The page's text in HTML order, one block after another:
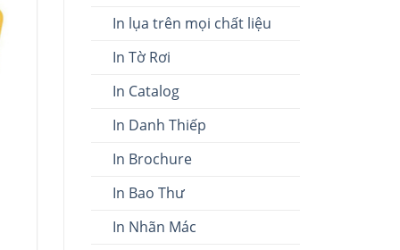
In lụa trên mọi chất liệu
In Tờ Rơi
In Catalog
In Danh Thiếp
In Brochure
In Bao Thư
In Nhãn Mác